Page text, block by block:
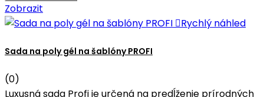
Zobrazit
Rychlý náhled
Sada na poly gél na šablóny PROFI
(0)
Luxusná sada Profi je určená na predĺženie prírodných